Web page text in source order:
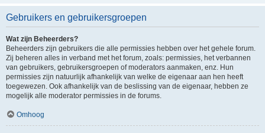
Gebruikers en gebruikersgroepen
Wat zijn Beheerders?
Beheerders zijn gebruikers die alle permissies hebben over het gehele forum.
Zij beheren alles in verband met het forum, zoals: permissies, het verbannen
van gebruikers, gebruikersgroepen of moderators aanmaken, enz. Hun
permissies zijn natuurlijk afhankelijk van welke de eigenaar aan hen heeft
toegewezen. Ook afhankelijk van de beslissing van de eigenaar, hebben ze
mogelijk alle moderator permissies in de forums.
Omhoog